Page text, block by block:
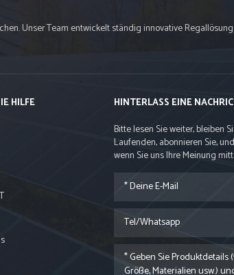
Unser Team entwickelt ständig innovative
HILFE
HINTERLASS EINE
Bitte lesen Sie weiter, bleiben
Laufenden, abonnieren Sie,
wenn Sie uns Ihre Meinung